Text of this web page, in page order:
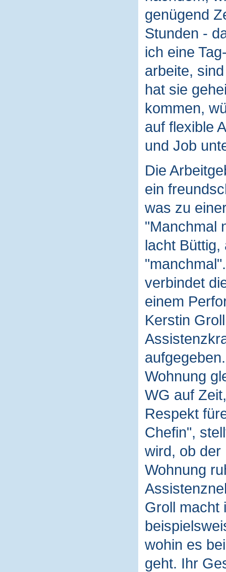
genügend
Stunden -
ich eine
arbeite,
hat sie
kommen,
auf flexible
und Job
Die
ein
was zu
"Manchmal
lacht
verbindet
einem
Kerstin
Wohnung
WG auf
Respekt
Chefin",
wird, ob der
Wohnung
Groll macht
wohin es
geht. Ihr